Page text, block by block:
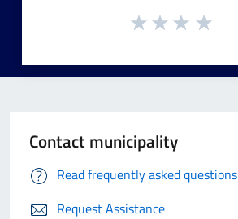
Contact municipality
Read frequently asked questions
Request Assistance